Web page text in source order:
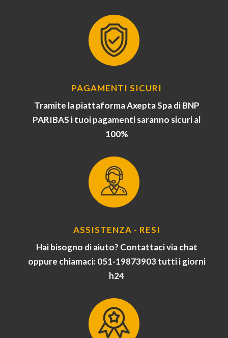
PAGAMENTI SICURI
Tramite la piattaforma Axepta Spa di BNP
PARIBAS i tuoi pagamenti saranno sicuri al
100%
ASSISTENZA - RESI
Hai bisogno di aiuto? Contattaci via chat
oppure chiamaci: 051-19873903 tutti i giorni
h24